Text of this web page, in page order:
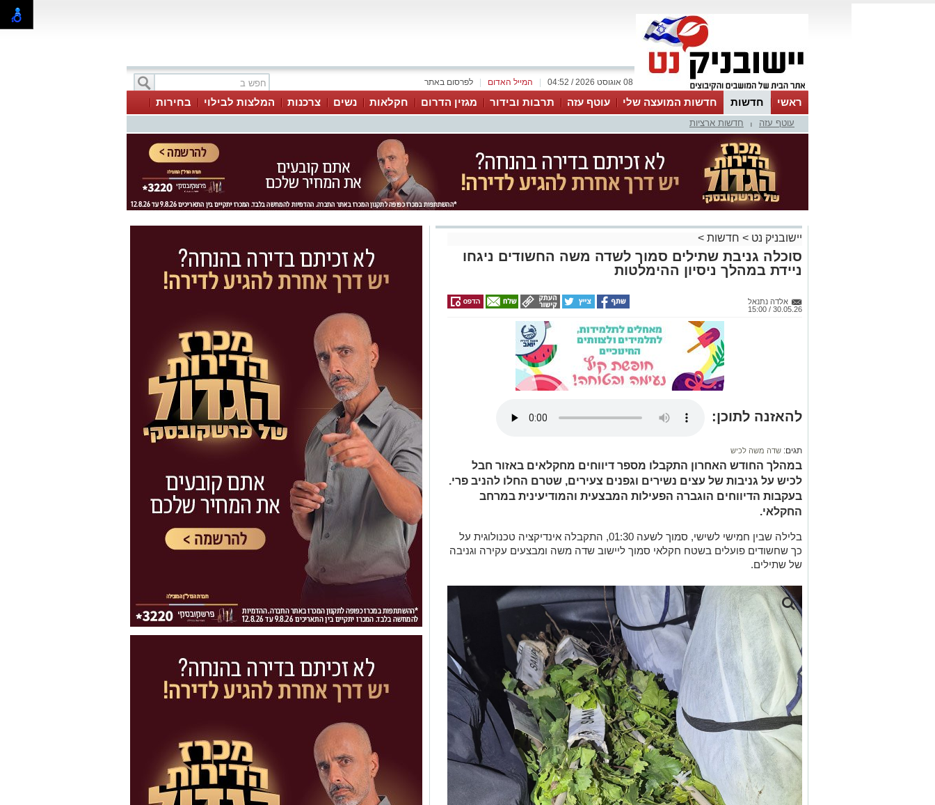
לפרסום באתר המייל האדום 08 אוגוסט 2026 / 04:52
ראשי חדשות חדשות המועצה שלי עוטף עזה תרבות ובידור מגזין הדרום חקלאות נשים צרכנות המלצות לבילוי
בחירות
אינדקס עסקים
לוח טיפים והמלצות עוטף עזה חדשות ארציות
יישובניק נט > חדשות >
סוכלה גניבת שתילים סמוך לשדה משה החשודים ניגחו
ניידת במהלך ניסיון ההימלטות
אלדה נתנאל
30.05.26 / 15:00
להאזנה לתוכן:
תגים: שדה משה לכיש
במהלך החודש האחרון התקבלו מספר דיווחים מחקלאים באזור חבל
לכיש על גניבות של עצים נשירים וגפנים צעירים, שטרם החלו להניב פרי.
בעקבות הדיווחים הוגברה הפעילות המבצעית והמודיעינית במרחב
החקלאי.
בלילה שבין חמישי לשישי, סמוך לשעה 01:30, התקבלה אינדיקציה טכנולוגית על
כך שחשודים פועלים בשטח חקלאי סמוך ליישוב שדה משה ומבצעים עקירה וגניבה
של שתילים.